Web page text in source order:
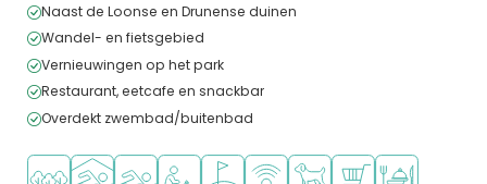
Naast de Loonse en Drunense duinen
Wandel- en fietsgebied
Vernieuwingen op het park
Restaurant, eetcafe en snackbar
Overdekt zwembad/buitenbad
Ligt in een bosrijke omgeving
Overdekt zwembad
Openlucht zwembad
Aanbevolen voor jonge kinderen
Golfbaan in de buurt
WiFi beschikbaar
Huisdieren toegestaan
Campingwinkel/
Restaurant of